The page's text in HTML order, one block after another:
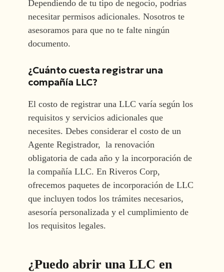
Dependiendo de tu tipo de negocio, podrías
necesitar permisos adicionales. Nosotros te
asesoramos para que no te falte ningún
documento.
¿Cuánto cuesta registrar una
compañía LLC?
El costo de registrar una LLC varía según los
requisitos y servicios adicionales que
necesites. Debes considerar el costo de un
Agente Registrador, la renovación
obligatoria de cada año y la incorporación de
la compañía LLC. En Riveros Corp,
ofrecemos paquetes de incorporación de LLC
que incluyen todos los trámites necesarios,
asesoría personalizada y el cumplimiento de
los requisitos legales.
¿Puedo abrir una LLC en